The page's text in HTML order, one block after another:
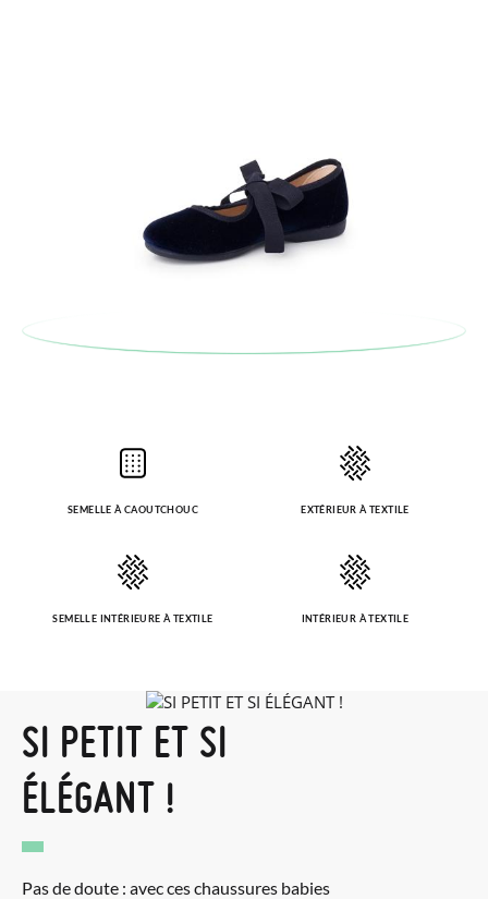
SEMELLE À CAOUTCHOUC EXTÉRIEUR À TEXTILE
SEMELLE INTÉRIEURE À TEXTILE INTÉRIEUR À TEXTILE
SI PETIT ET SI
ÉLÉGANT !
Pas de doute : avec ces chaussures babies